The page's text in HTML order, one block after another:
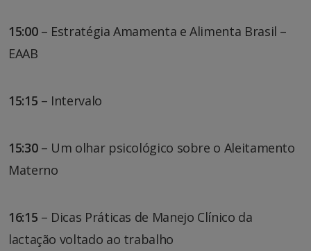
15:00– Estratégia Amamenta e Alimenta Brasil –
EAAB
15:15 – Intervalo
15:30– Um olhar psicológico sobre o Aleitamento
Materno
16:15 – Dicas Práticas de Manejo Clínico da
lactação voltado ao trabalho